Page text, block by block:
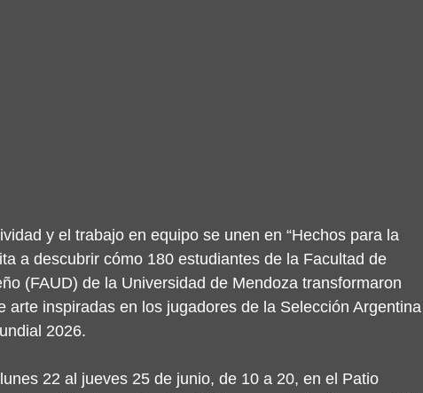
y el trabajo en equipo se unen en “Hechos para la
a descubrir cómo 180 estudiantes de la Facultad de
(FAUD) de la Universidad de Mendoza transformaron
arte inspiradas en los jugadores de la Selección Argentina
2026.
22 al jueves 25 de junio, de 10 a 20, en el Patio